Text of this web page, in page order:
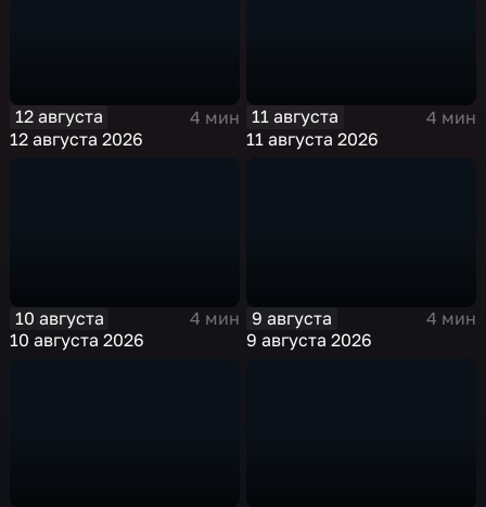
12 августа
4 мин
12 августа 2026
11 августа
4 мин
11 августа 2026
10 августа
4 мин
10 августа 2026
9 августа
4 мин
9 августа 2026